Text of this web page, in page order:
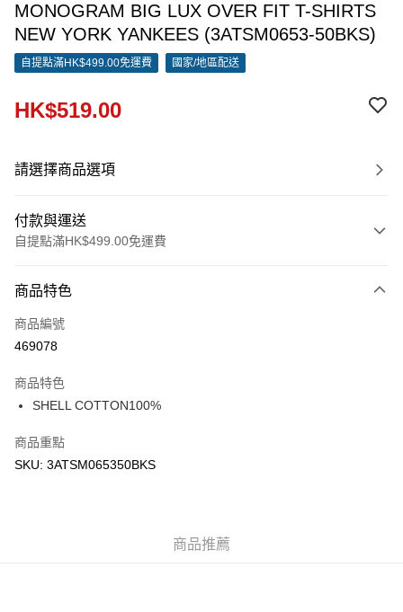
MONOGRAM BIG LUX OVER FIT T-SHIRTS
NEW YORK YANKEES (3ATSM0653-50BKS)
自提點滿HK$499.00免運費 國家/地區配送
HK$519.00
請選擇商品選項
付款與運送
自提點滿HK$499.00免運費
信用卡
Apple Pay
AlipayHK
WeChat Pay
商品特色
商品編號
469078
商品特色
SHELL COTTON100%
商品重點
SKU: 3ATSM065350BKS
商品推薦